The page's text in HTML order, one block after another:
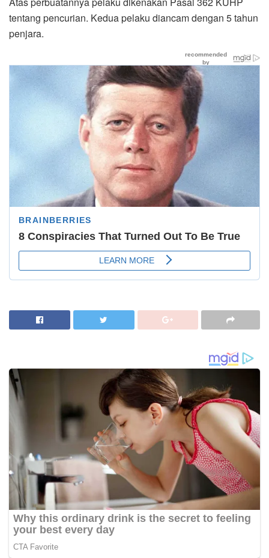
tentang pencurian. Kedua pelaku diancam dengan 5 tahun
penjara.